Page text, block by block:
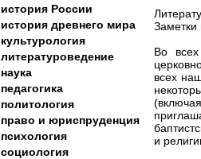
история России
история древнего мира
культурология
литературоведение
наука
педагогика
политология
право и юриспруденция
психология
социология
Заметки
Во
всех
и